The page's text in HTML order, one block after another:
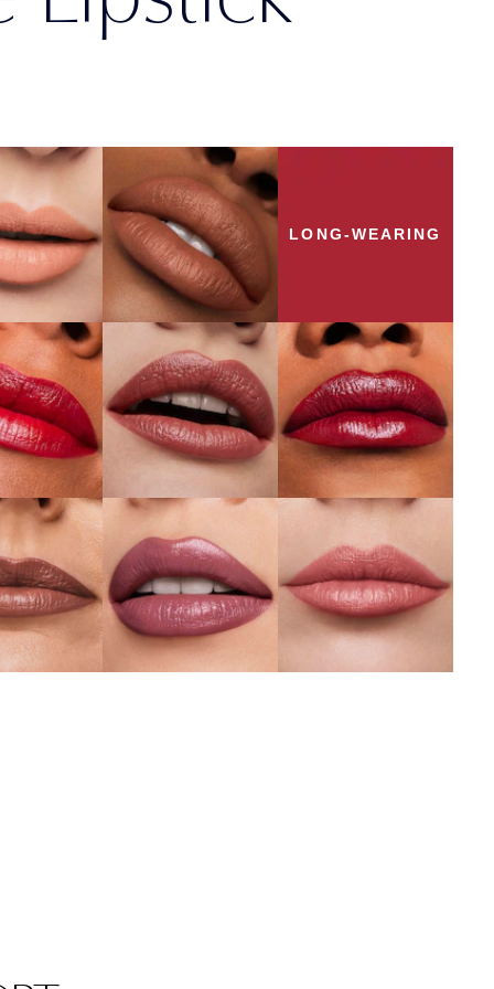
はこちら
818 Covetable
詳しくはこちら
LONG-WEARING
こちら
441 Rose Tea
詳しくはこちら
541 LA Noir
詳しくはこちら
はこちら
692 Insider
詳しくはこちら
428
Determined
詳しくはこちら